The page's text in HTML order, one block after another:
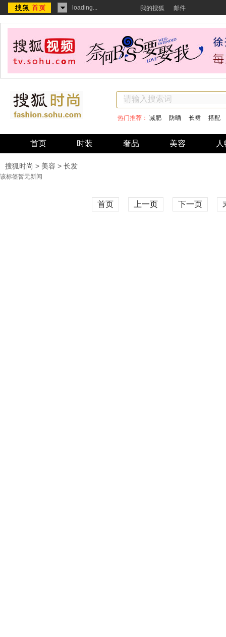
loading... 我的搜狐 邮件
热门推荐： 减肥 防晒 长裙 搭配
首页 时装 奢品 美容
搜狐时尚 > 美容 > 长发
该标签暂无新闻
首页 上一页 下一页